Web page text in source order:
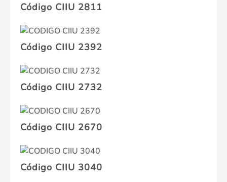
Código CIIU 2811
Código CIIU 2392
Código CIIU 2732
Código CIIU 2670
Código CIIU 3040